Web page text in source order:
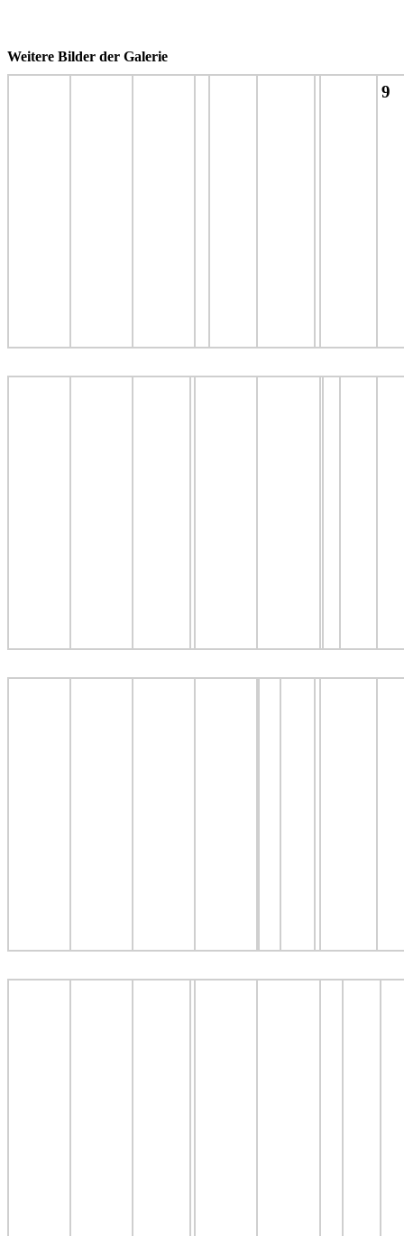
Weitere Bilder der Galerie
9